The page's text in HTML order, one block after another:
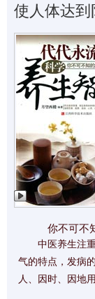
使人体达到
你不可不
中医养生注重
气的特点，发病
人、因时、因地